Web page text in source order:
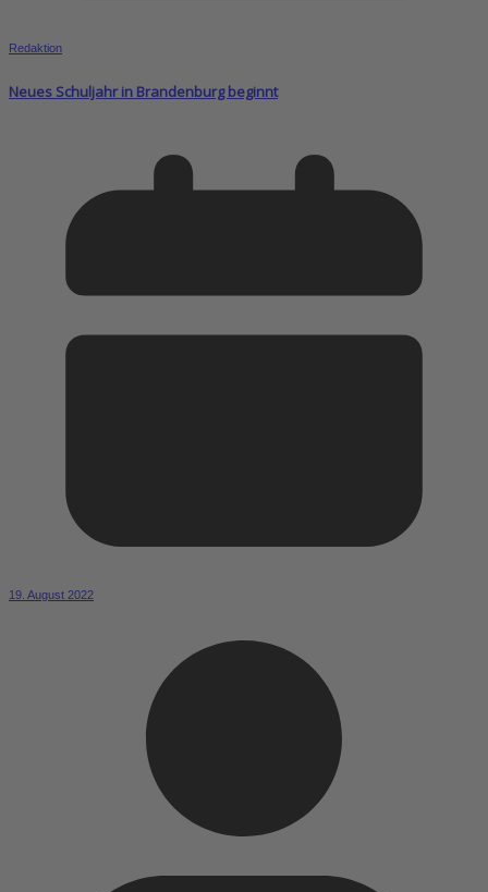
Redaktion
Neues Schuljahr in Brandenburg beginnt
19. August 2022